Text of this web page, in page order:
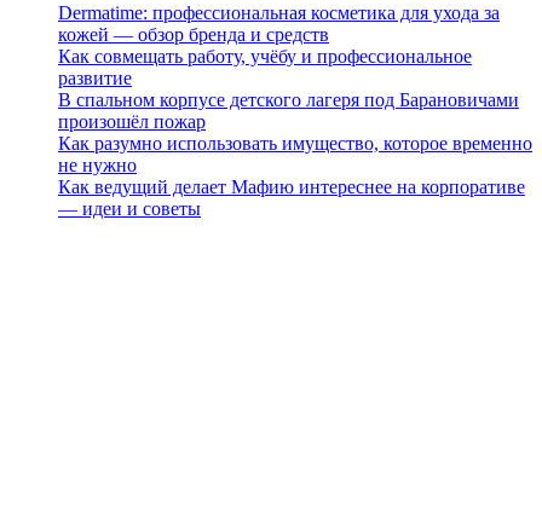
Dermatime: профессиональная косметика для ухода за
кожей — обзор бренда и средств
Как совмещать работу, учёбу и профессиональное
развитие
В спальном корпусе детского лагеря под Барановичами
произошёл пожар
Как разумно использовать имущество, которое временно
не нужно
Как ведущий делает Мафию интереснее на корпоративе
— идеи и советы